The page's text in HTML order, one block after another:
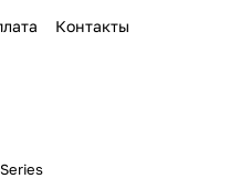
Контакты